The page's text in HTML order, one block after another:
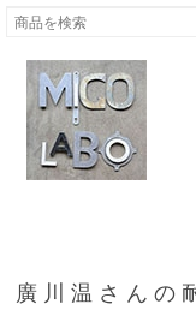
廣川温さんの